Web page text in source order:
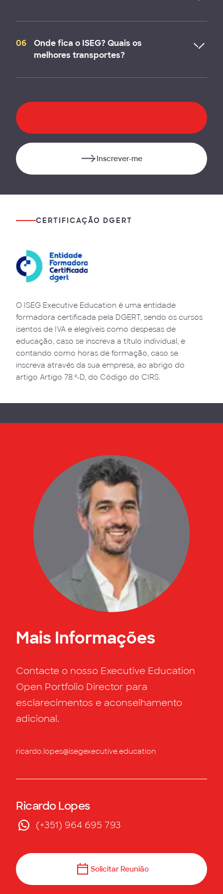
Antigos Alunos do ISEG e ISEG Executive
redução de 5%
Grupos de Pessoas - contactar o Program
Advisor para verificar o desconto associado
06
Onde fica o ISEG? Quais os
melhores transportes?
O ISEG fica localizado em Lisboa, junto à Assembleia
transportes públicos poderá utilizar os seguintes
meios: Metro - Linha Amarela até à estação do Rato
(metro) ; Autocarros 727 e 706; Comboio – paragem
optar por veículo próprio temos parque de
estacionamento dentro do campus do Iseg.
Inscrever-me
CERTIFICAÇÃO DGERT
O ISEG Executive Education é uma entidade
formadora certificada pela DGERT, sendo os cursos
isentos de IVA e elegíveis como despesas de
educação, caso se inscreva a título individual, e
contando como horas de formação, caso se
inscreva através da sua empresa, ao abrigo do
artigo Artigo 78.º-D, do Código do CIRS.
Mais Informações
Contacte o nosso Executive Education
Open Portfolio Director para
esclarecimentos e aconselhamento
adicional.
ricardo.lopes@isegexecutive.education
Ricardo Lopes
(+351) 964 695 793
Solicitar Reunião